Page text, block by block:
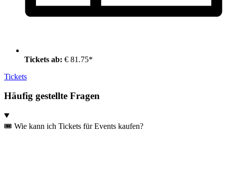
Tickets ab: € 81.75*
Tickets
Häufig gestellte Fragen
🎟️ Wie kann ich Tickets für Events kaufen?